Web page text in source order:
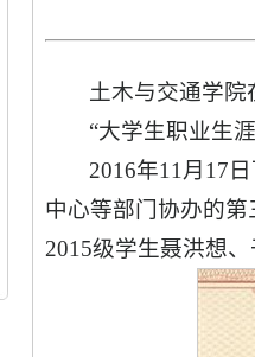
土木与交通学院
“大学生职业生
2016年11月17
中心等部门协办的
2015级学生聂洪想